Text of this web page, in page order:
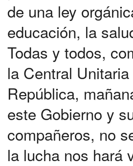
de una ley
educación, la
Todas y todos,
la Central
República,
este Gobierno y
compañeros, no
la lucha nos hará